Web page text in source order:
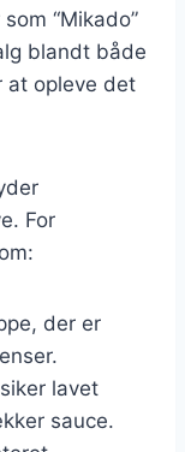
“Mikado”
blandt både
at opleve det
For
der er
lavet
sauce.